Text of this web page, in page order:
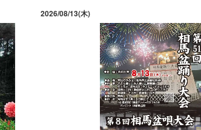
2026/08/13(木)